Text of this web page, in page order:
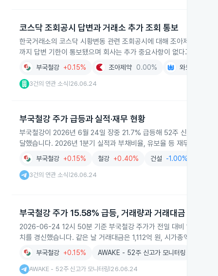
코스닥 조회공시 답변과 거래소 추가 조회 통보
한국거래소의 코스닥 시황변동 관련 조회공시에 대해 조아제약과
까지 답변 기한이 통보됐으며 회사는 추가 중요사항이 없다고 회신했
부국철강 +0.15% 조아제약 0.00% 와토스코리아
3건의 연관 소식 26.06.24
부국철강 주가 급등과 실적·재무 현황
부국철강이 2026년 6월 24일 장중 21.7% 급등해 52주 신고가를
달했습니다. 2026년 1분기 실적과 부채비율, 유보율 등 재무 지표도
부국철강 +0.15% 철강 +0.40% 건설 -1.00%
3건의 연관 소식 26.06.24
부국철강 주가 15.58% 급등, 거래량과 거래대금 급증
2026-06-24 12시 50분 기준 부국철강 주가가 전일 대비 15.58%
치를 경신했습니다. 같은 날 거래대금은 1,112억 원, 시가총액은 751
부국철강 +0.15% AWAKE - 52주 신고가 모니터링
AWAKE - 52주 신고가 모니터링 26.06.24